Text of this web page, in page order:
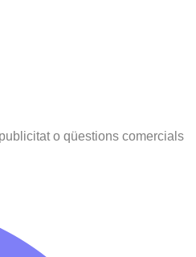
o qüestions comercials